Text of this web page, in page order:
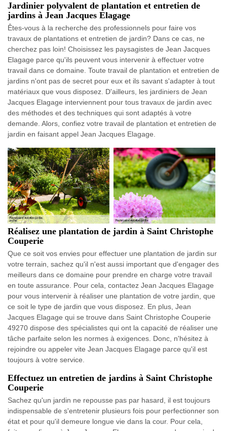
Jardinier polyvalent de plantation et entretien de
jardins à Jean Jacques Elagage
Êtes-vous à la recherche des professionnels pour faire vos
travaux de plantations et entretien de jardin? Dans ce cas, ne
cherchez pas loin! Choisissez les paysagistes de Jean Jacques
Elagage parce qu'ils peuvent vous intervenir à effectuer votre
travail dans ce domaine. Toute travail de plantation et entretien de
jardins n'ont pas de secret pour eux et ils savant s'adapter à tout
matériaux que vous disposez. D'ailleurs, les jardiniers de Jean
Jacques Elagage interviennent pour tous travaux de jardin avec
des méthodes et des techniques qui sont adaptés à votre
demande. Alors, confiez votre travail de plantation et entretien de
jardin en faisant appel Jean Jacques Elagage.
Réalisez une plantation de jardin à Saint Christophe
Couperie
Que ce soit vos envies pour effectuer une plantation de jardin sur
votre terrain, sachez qu'il n'est aussi important que d'engager des
meilleurs dans ce domaine pour prendre en charge votre travail
en toute assurance. Pour cela, contactez Jean Jacques Elagage
pour vous intervenir à réaliser une plantation de votre jardin, que
ce soit le type de jardin que vous disposez. En plus, Jean
Jacques Elagage qui se trouve dans Saint Christophe Couperie
49270 dispose des spécialistes qui ont la capacité de réaliser une
tâche parfaite selon les normes à exigences. Donc, n'hésitez à
rejoindre ou appeler vite Jean Jacques Elagage parce qu'il est
toujours à votre service.
Effectuez un entretien de jardins à Saint Christophe
Couperie
Sachez qu'un jardin ne repousse pas par hasard, il est toujours
indispensable de s'entretenir plusieurs fois pour perfectionner son
état et pour qu'il demeure longue vie dans la cour. Pour cela,